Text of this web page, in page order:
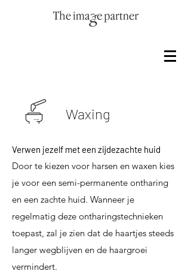
Verwen jezelf met een zijdezachte huid
Door te kiezen voor harsen en waxen kies
je voor een semi-permanente ontharing
en een zachte huid. Wanneer je
regelmatig deze ontharingstechnieken
toepast, zal je zien dat de haartjes steeds
langer wegblijven en de haargroei
vermindert.
Waxing